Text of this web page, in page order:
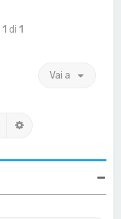
1 di 1
Vai a
Cerca